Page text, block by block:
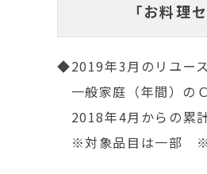
「お料理
◆2019年3月のリユー
一般家庭（年間）の
2018年4月からの累
※対象品目は一部 ※